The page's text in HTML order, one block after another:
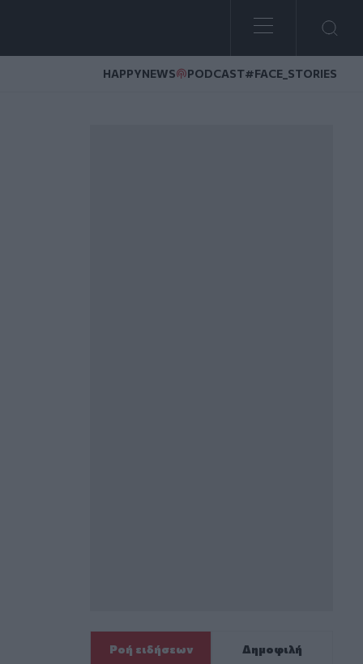
HAPPYNEWS PODCAST#FACE_STORIES
Ροή ειδήσεων Δημοφιλή